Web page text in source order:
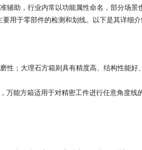
辅助，行业内常以功能属性命名，部分场景
用于零部件的检测和划线。以下是其详细介
性；大理石方箱则具有精度高、结构性能好
万能方箱适用于对精密工件进行任意角度线